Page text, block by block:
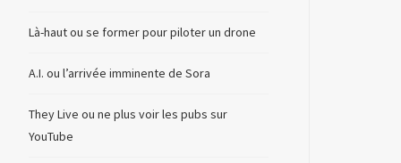
Là-haut ou se former pour piloter un drone
A.I. ou l’arrivée imminente de Sora
They Live ou ne plus voir les pubs sur
YouTube